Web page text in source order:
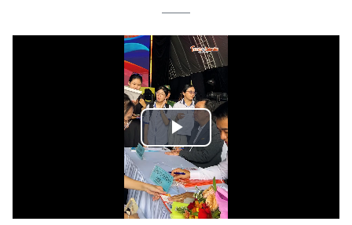
Play
Video